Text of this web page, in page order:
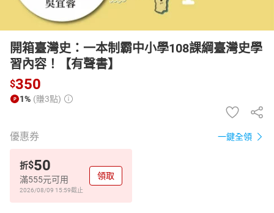
開箱臺灣史：一本制霸中小學108課綱臺灣史學
習內容！【有聲書】
$350
1% (賺3點)
優惠券 一鍵全領
折$50
滿555元可用
2026/08/09 15:59截止
領取